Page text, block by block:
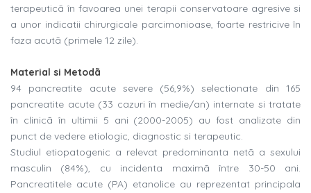
terapeuticã în favoarea unei terapii conservatoare agresive si
a unor indicatii chirurgicale parcimonioase, foarte restricive în
faza acutã (primele 12 zile).
Material si Metodã
94 pancreatite acute severe (56,9%) selectionate din 165
pancreatite acute (33 cazuri în medie/an) internate si tratate
în clinicã în ultimii 5 ani (2000-2005) au fost analizate din
punct de vedere etiologic, diagnostic si terapeutic.
Studiul etiopatogenic a relevat predominanta netã a sexului
masculin (84%), cu incidenta maximã între 30-50 ani.
Pancreatitele acute (PA) etanolice au reprezentat principala